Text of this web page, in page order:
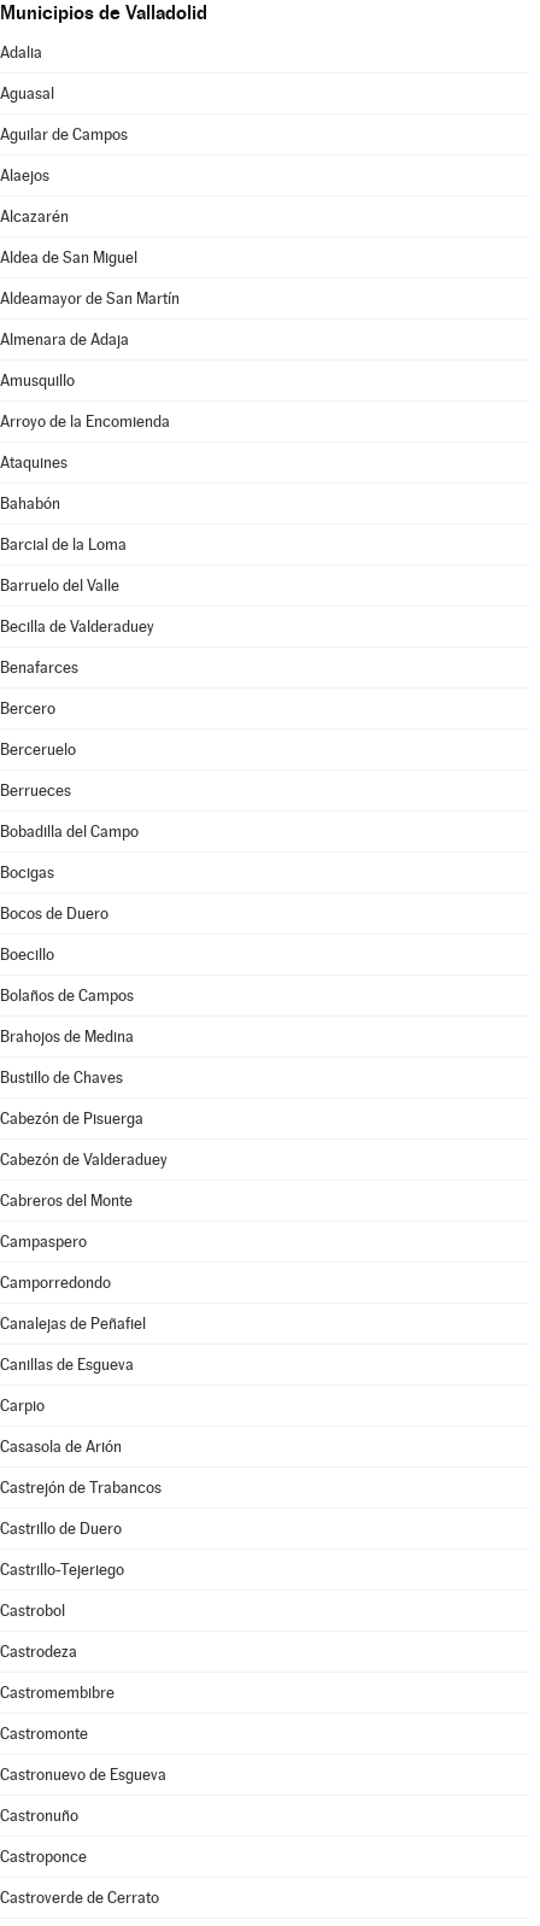
Municipios de Valladolid
Adalia
Aguasal
Aguilar de Campos
Alaejos
Alcazarén
Aldea de San Miguel
Aldeamayor de San Martín
Almenara de Adaja
Amusquillo
Arroyo de la Encomienda
Ataquines
Bahabón
Barcial de la Loma
Barruelo del Valle
Becilla de Valderaduey
Benafarces
Bercero
Berceruelo
Berrueces
Bobadilla del Campo
Bocigas
Bocos de Duero
Boecillo
Bolaños de Campos
Brahojos de Medina
Bustillo de Chaves
Cabezón de Pisuerga
Cabezón de Valderaduey
Cabreros del Monte
Campaspero
Camporredondo
Canalejas de Peñafiel
Canillas de Esgueva
Carpio
Casasola de Arión
Castrejón de Trabancos
Castrillo de Duero
Castrillo-Tejeriego
Castrobol
Castrodeza
Castromembibre
Castromonte
Castronuevo de Esgueva
Castronuño
Castroponce
Castroverde de Cerrato